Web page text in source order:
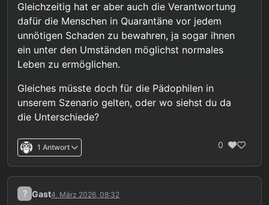
Gleichzeitig hat er aber auch die Verantwortung
dafür die Menschen in Quarantäne vor jedem
unnötigen Schaden zu bewahren, ja sogar ihnen
ein unter den Umständen möglichst normales
Leben zu ermöglichen.
Gleiches müsste doch für die Pädophilen in
unserem Szenario gelten, oder wo siehst du da
die Unterschiede?
1 Antwort 0
? Gast4. März 2026, 08:32